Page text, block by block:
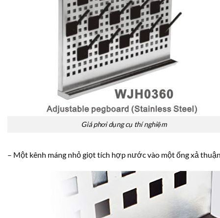
Giá phơi dụng cụ thí nghiệm
– Một kênh máng nhỏ giọt tích hợp nước vào một ống xả